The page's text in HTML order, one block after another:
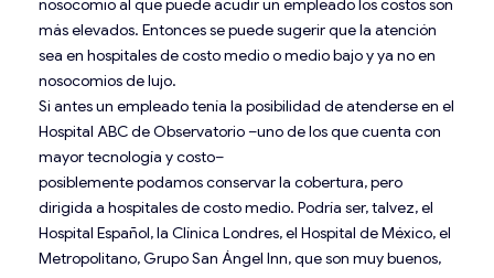
nosocomio al que puede acudir un empleado los costos son
más elevados. Entonces se puede sugerir que la atención
sea en hospitales de costo medio o medio bajo y ya no en
nosocomios de lujo.
Si antes un empleado tenía la posibilidad de atenderse en el
Hospital ABC de Observatorio –uno de los que cuenta con
mayor tecnología y costo–
posiblemente podamos conservar la cobertura, pero
dirigida a hospitales de costo medio. Podría ser, talvez, el
Hospital Español, la Clínica Londres, el Hospital de México, el
Metropolitano, Grupo San Ángel Inn, que son muy buenos,